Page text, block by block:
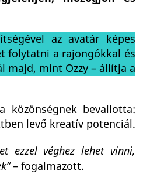
az avatár képes
folytatni a rajongókkal és
majd, mint Ozzy – állítja a
közönségnek bevallotta:
levő kreatív potenciál.
ezzel véghez lehet vinni,
– fogalmazott.